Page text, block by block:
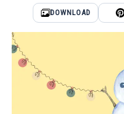
DOWNLOAD